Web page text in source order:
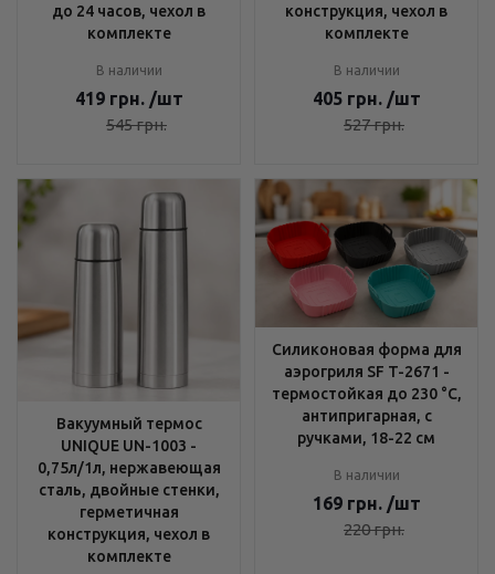
до 24 часов, чехол в
комплекте
В наличии
419 грн. /шт
545грн.
конструкция, чехол в
комплекте
В наличии
405 грн. /шт
527грн.
Вакуумный термос
UNIQUE UN-1003 -
0,75л/1л, нержавеющая
сталь, двойные стенки,
герметичная
конструкция, чехол в
комплекте
Силиконовая форма для
аэрогриля SF T-2671 -
термостойкая до 230 °C,
антипригарная, с
ручками, 18-22 см
В наличии
169 грн. /шт
220грн.